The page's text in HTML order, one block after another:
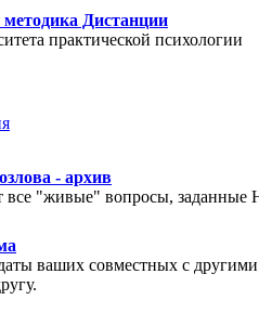
Дистанции
практической психологии
- архив
"живые" вопросы, заданные
ваших совместных с